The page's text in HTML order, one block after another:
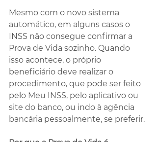
Mesmo com o novo sistema
automático, em alguns casos o
INSS não consegue confirmar a
Prova de Vida sozinho. Quando
isso acontece, o próprio
beneficiário deve realizar o
procedimento, que pode ser feito
pelo Meu INSS, pelo aplicativo ou
site do banco, ou indo à agência
bancária pessoalmente, se preferir.